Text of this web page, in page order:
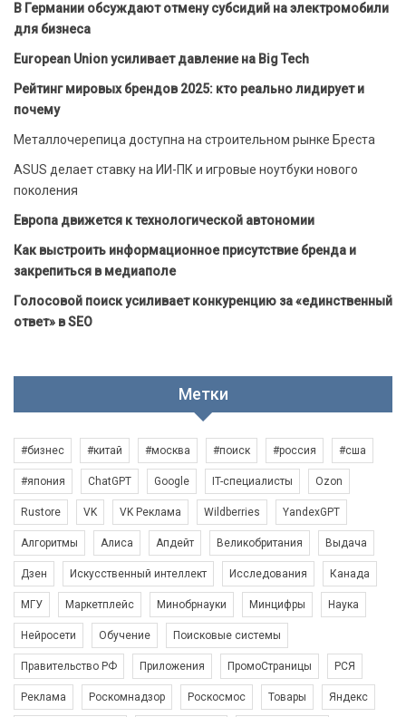
В Германии обсуждают отмену субсидий на электромобили
для бизнеса
European Union усиливает давление на Big Tech
Рейтинг мировых брендов 2025: кто реально лидирует и
почему
Металлочерепица доступна на строительном рынке Бреста
ASUS делает ставку на ИИ-ПК и игровые ноутбуки нового
поколения
Европа движется к технологической автономии
Как выстроить информационное присутствие бренда и
закрепиться в медиаполе
Голосовой поиск усиливает конкуренцию за «единственный
ответ» в SEO
Метки
#бизнес #китай #москва #поиск #россия #сша
#япония ChatGPT Google IT-специалисты Ozon
Rustore VK VK Реклама Wildberries YandexGPT
Алгоритмы Алиса Апдейт Великобритания Выдача
Дзен Искусственный интеллект Исследования Канада
МГУ Маркетплейс Минобрнауки Минцифры Наука
Нейросети Обучение Поисковые системы
Правительство РФ Приложения ПромоСтраницы РСЯ
Реклама Роскомнадзор Роскосмос Товары Яндекс